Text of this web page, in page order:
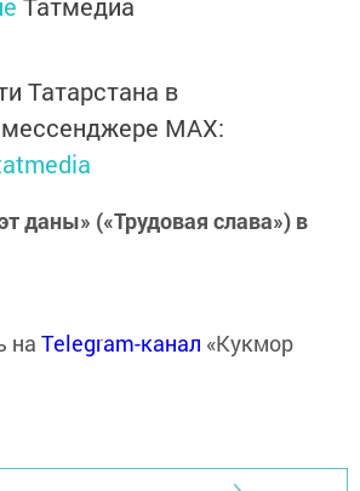
Татмедиа
Татарстана в
MАХ:
даны» («Трудовая слава») в
на Telegram-канал «Кукмор